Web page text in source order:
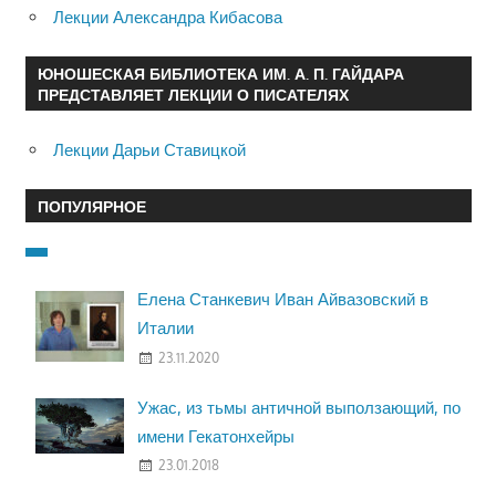
Лекции Александра Кибасова
ЮНОШЕСКАЯ БИБЛИОТЕКА ИМ. А. П. ГАЙДАРА
ПРЕДСТАВЛЯЕТ ЛЕКЦИИ О ПИСАТЕЛЯХ
Лекции Дарьи Ставицкой
ПОПУЛЯРНОЕ
Елена Станкевич Иван Айвазовский в
Италии
23.11.2020
Ужас, из тьмы античной выползающий, по
имени Гекатонхейры
23.01.2018